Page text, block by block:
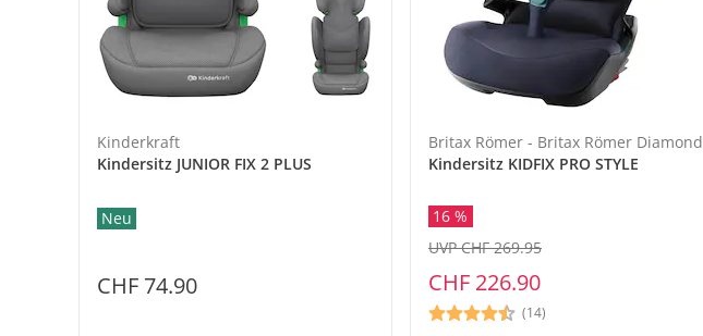
Kinderkraft
Kindersitz JUNIOR FIX 2 PLUS
Neu
CHF 74.90
Britax Römer - Britax Römer Diamond
Kindersitz KIDFIX PRO STYLE
16 %
CHF 226.90
UVP CHF 269.95
(14)